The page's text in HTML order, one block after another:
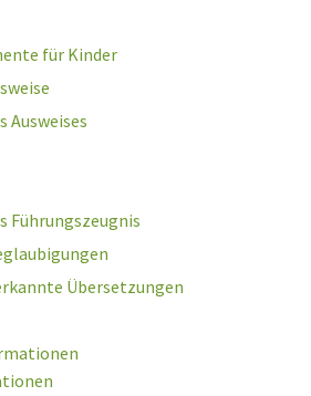
für Kinder
Ausweises
Führungszeugnis
Übersetzungen